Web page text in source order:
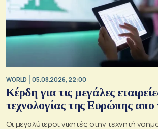
WORLD 05.08.2026, 22:00
Κέρδη για τις μεγάλες
τεχνολογίας της Ευρώπης
Οι μεγαλύτεροι νικητές στην τεχνητή